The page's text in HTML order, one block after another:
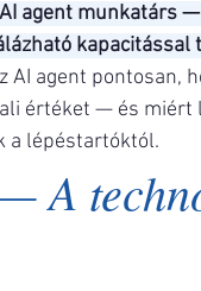
agent munkatárs
kapacitással
AI agent pontosan,
értéket — és miért
a lépéstartóktól.
A